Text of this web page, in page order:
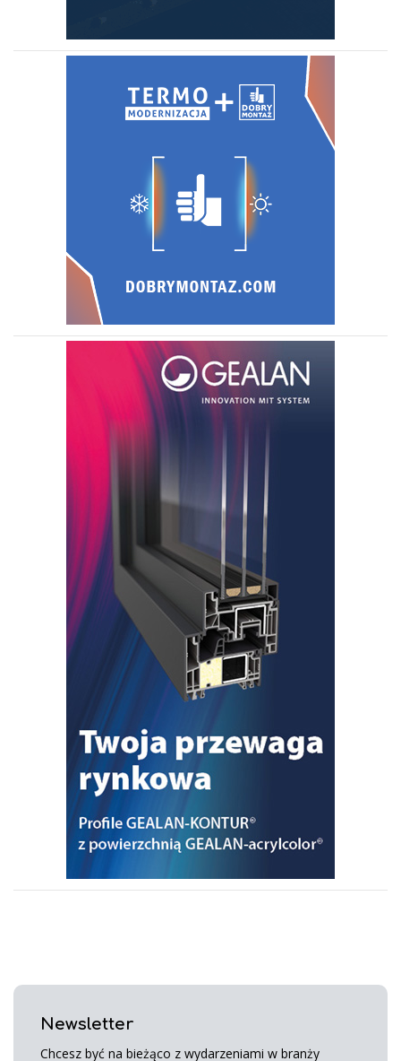
Newsletter
Chcesz być na bieżąco z wydarzeniami w branży